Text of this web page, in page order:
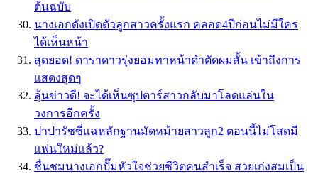
ต้นฉบับ
นางเอกดังเปิดตัวลูกสาวครั้งแรก คลอด4ปีก่อนไม่มีใคร
ได้เห็นหน้า
สุดยอด! ดาราดาวรุ่งยอมทาหน้าดำตัดผมสั้น เข้าถึงการ
แสดงสุดๆ
ลุ้นข่าวดี! จะได้เห็นซุปตาร์สาวกลับมาโลดแล่นใน
วงการอีกครั้ง
ปาปารัซซี่แฉหลักฐานมัดหม้ายสาวลูก2 ตอนนี้ไม่โสดมี
แฟนใหม่แล้ว?
ชื่นชมนางเอกปั๊มหัวใจช่วยชีวิตคนสำเร็จ สวยเก่งสมเป็น